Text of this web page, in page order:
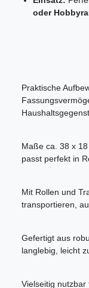
oder
Praktische
Maße ca. 38 x
passt perfekt in
Mit Rollen und
transportieren,
Gefertigt aus
langlebig, leicht
Vielseitig